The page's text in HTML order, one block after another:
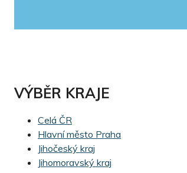
VÝBĚR KRAJE
Celá ČR
Hlavní město Praha
Jihočeský kraj
Jihomoravský kraj